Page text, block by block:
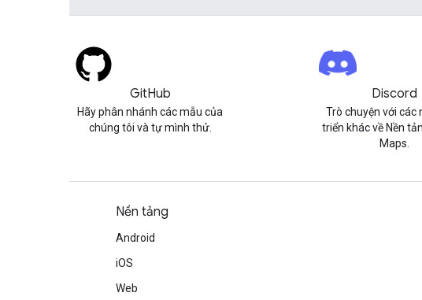
GitHub
Hãy phân nhánh các mẫu của
chúng tôi và tự mình thử.
Discord
Trò chuyện với các
triển khác về Nền
Maps.
Nền tảng
Android
iOS
Web